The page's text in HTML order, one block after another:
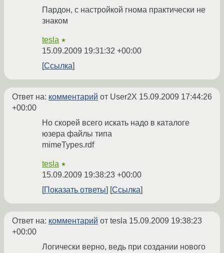
Пардон, с настройкой гнома практически не
знаком
tesla ★
15.09.2009 19:31:32 +00:00
Ссылка
Ответ на: комментарий от User2X 15.09.2009 17:44:26
+00:00
Но скорей всего искать надо в каталоге
юзера файлы типа
mimeTypes.rdf
tesla ★
15.09.2009 19:38:23 +00:00
Показать ответы
Ссылка
Ответ на: комментарий от tesla 15.09.2009 19:38:23
+00:00
Логически верно, ведь при создании нового